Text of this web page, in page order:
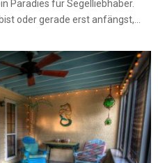
Paradies für Segelliebhaber.
oder gerade erst anfängst,...